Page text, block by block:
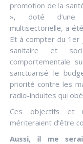
promotion de la
», doté d’une
multisectorielle, a
Et à compter du 1er
sanitaire et
comportementale
sanctuarisé le
priorité contre les
radio-induites qui
Ces objectifs et
mériteraient d’être
Aussi, il me